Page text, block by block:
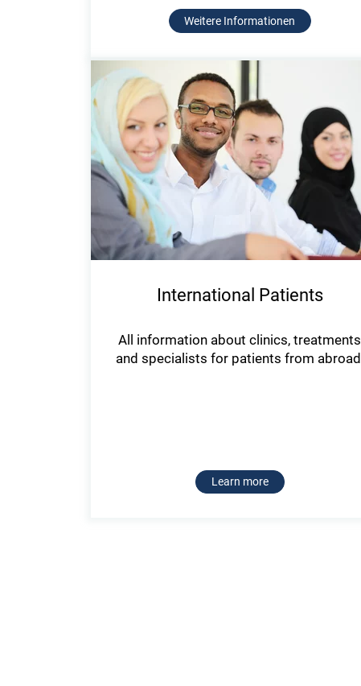
Weitere Informationen
International Patients
All information about clinics, treatments
and specialists for patients from abroad
Learn more